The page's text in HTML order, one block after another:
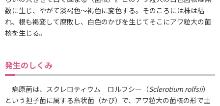
数に生じ、やがて淡褐色～褐色に変色する。そのころには株は枯
れ、根も褐変して腐敗し、白色のかびを生じてそこにアワ粒大の菌
核を生じる。
発生のしくみ
病原菌は、スクレロティウム ロルフシー（Sclerotium rolfsii）
という担子菌に属する糸状菌（かび）で、アワ粒大の菌核の形で土